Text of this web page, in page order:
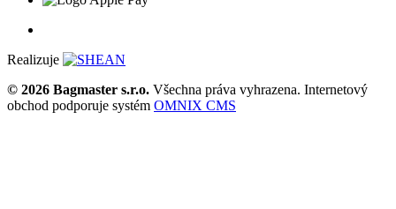
Realizuje
© 2026 Bagmaster s.r.o. Všechna práva vyhrazena. Internetový
obchod podporuje systém OMNIX CMS